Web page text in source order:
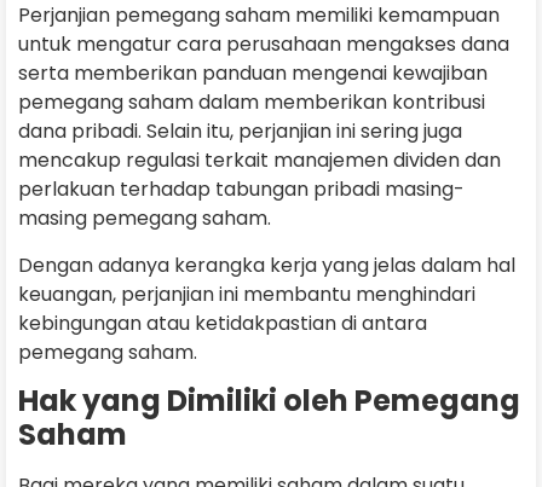
Perjanjian pemegang saham memiliki kemampuan
untuk mengatur cara perusahaan mengakses dana
serta memberikan panduan mengenai kewajiban
pemegang saham dalam memberikan kontribusi
dana pribadi. Selain itu, perjanjian ini sering juga
mencakup regulasi terkait manajemen dividen dan
perlakuan terhadap tabungan pribadi masing-
masing pemegang saham.
Dengan adanya kerangka kerja yang jelas dalam hal
keuangan, perjanjian ini membantu menghindari
kebingungan atau ketidakpastian di antara
pemegang saham.
Hak yang Dimiliki oleh Pemegang
Saham